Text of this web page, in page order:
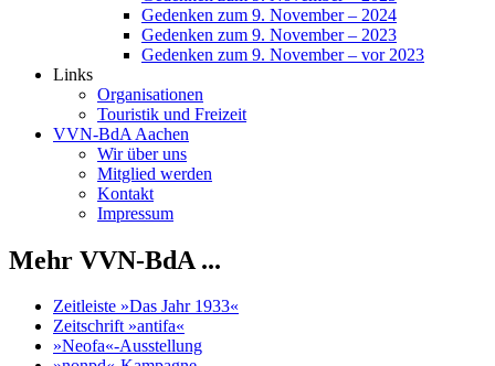
Gedenken zum 9. November – 2024
Gedenken zum 9. November – 2023
Gedenken zum 9. November – vor 2023
Links
Organisationen
Touristik und Freizeit
VVN-BdA Aachen
Wir über uns
Mitglied werden
Kontakt
Impressum
Mehr VVN-BdA ...
Zeitleiste »Das Jahr 1933«
Zeitschrift »antifa«
»Neofa«-Ausstellung